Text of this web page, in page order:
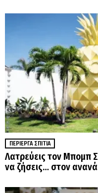
ΠΕΡΊΕΡΓΑ ΣΠΊΤΙΑ
Λατρεύεις τον Μπομπ
να ζήσεις… στον